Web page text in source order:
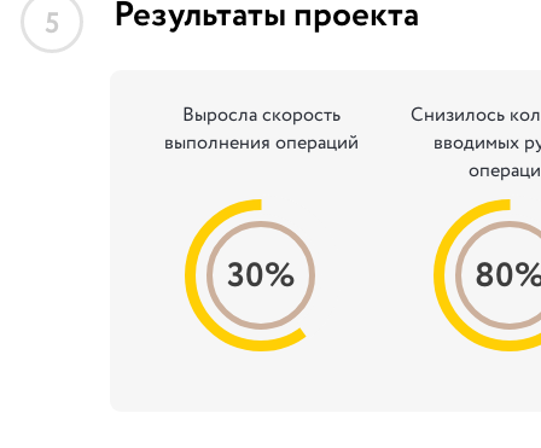
5 Результаты проекта
Выросла скорость
выполнения операций
30%
Снизилось
вводимых